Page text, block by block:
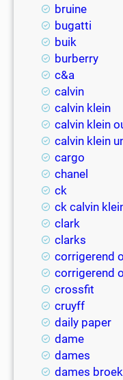
bruine
bugatti
buik
burberry
c&a
calvin
calvin klein
calvin klein
calvin klein
cargo
chanel
ck
ck calvin
clark
clarks
corrigerend
corrigerend
crossfit
cruyff
daily paper
dame
dames
dames